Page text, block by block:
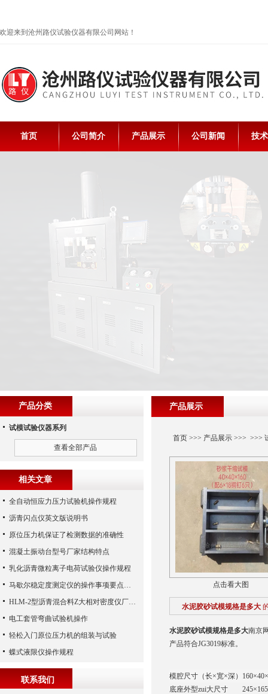
欢迎来到沧州路仪试验仪器有限公司网站！
首页 公司简介 产品展示 公司新闻 技
产品展示
首页>>> 产品展示>>> >>>
点击看大图
水泥胶砂试模规格是多大
水泥胶砂试模规格是多大南京
产品符合JG3019标准。
模腔尺寸（长×宽×深）
底座外型zui大尺寸
产品分类
试模试验仪器系列
查看全部产品
相关文章
全自动恒应力压力试验机操作规程
沥青闪点仪英文版说明书
原位压力机保证了检测数据的准确性
混凝土振动台型号厂家结构特点
乳化沥青微粒离子电荷试验仪操作规程
马歇尔稳定度测定仪的操作事项要点知悉
HLM-2型沥青混合料Z大相对密度仪厂家专业讲解
电工套管弯曲试验机操作
轻松入门原位压力机的组装与试验
蝶式液限仪操作规程
联系我们